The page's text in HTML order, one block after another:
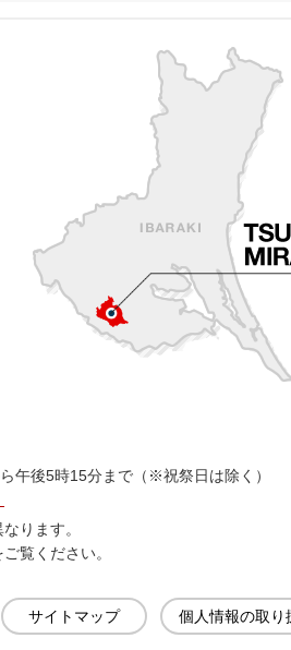
午後5時15分まで（※祝祭日は除く）
ります。
ご覧ください。
サイトマップ 個人情報の取り